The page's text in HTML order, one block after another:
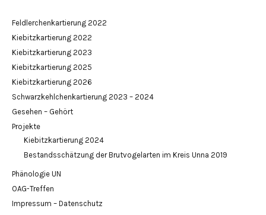
Feldlerchenkartierung 2022
Kiebitzkartierung 2022
Kiebitzkartierung 2023
Kiebitzkartierung 2025
Kiebitzkartierung 2026
Schwarzkehlchenkartierung 2023 – 2024
Gesehen – Gehört
Projekte
Kiebitzkartierung 2024
Bestandsschätzung der Brutvogelarten im Kreis Unna 2019
Phänologie UN
OAG-Treffen
Impressum – Datenschutz